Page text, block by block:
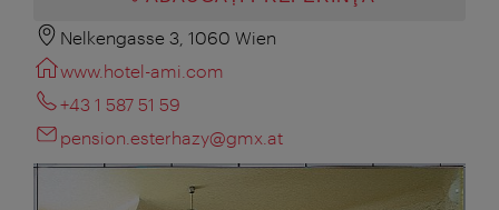
Nelkengasse 3, 1060 Wien
www.hotel-ami.com
+43 1 587 51 59
pension.esterhazy@gmx.at